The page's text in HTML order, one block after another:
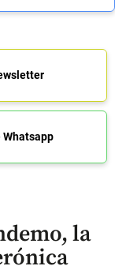
Whatsapp
la